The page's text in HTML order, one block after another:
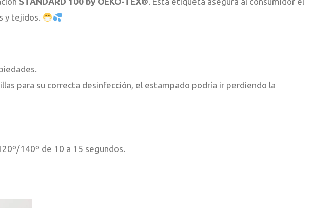
y tejidos.
para su correcta desinfección, el estampado podría ir perdiendo la
140º de 10 a 15 segundos.